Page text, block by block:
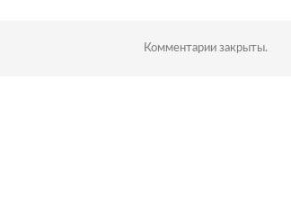
Комментарии закрыты.